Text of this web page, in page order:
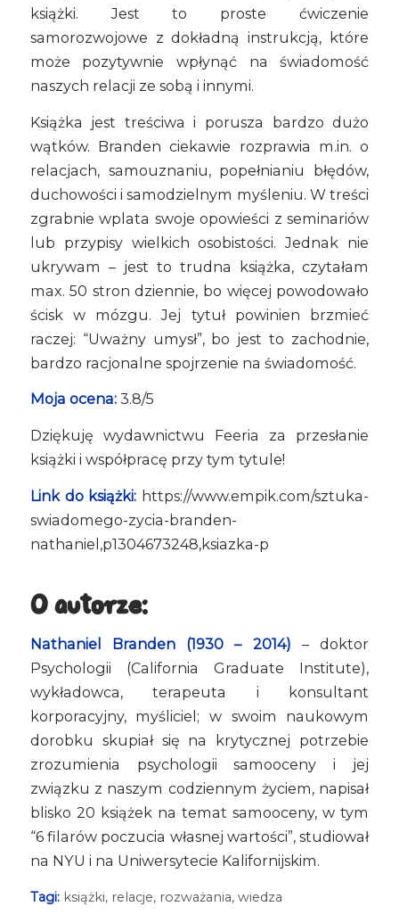
książki. Jest to proste ćwiczenie
samorozwojowe z dokładną instrukcją, które
może pozytywnie wpłynąć na świadomość
naszych relacji ze sobą i innymi.
Książka jest treściwa i porusza bardzo dużo
wątków. Branden ciekawie rozprawia m.in. o
relacjach, samouznaniu, popełnianiu błędów,
duchowości i samodzielnym myśleniu. W treści
zgrabnie wplata swoje opowieści z seminariów
lub przypisy wielkich osobistości. Jednak nie
ukrywam – jest to trudna książka, czytałam
max. 50 stron dziennie, bo więcej powodowało
ścisk w mózgu. Jej tytuł powinien brzmieć
raczej: “Uważny umysł”, bo jest to zachodnie,
bardzo racjonalne spojrzenie na świadomość.
Moja ocena:3.8/5
Dziękuję wydawnictwu Feeria za przesłanie
książki i współpracę przy tym tytule!
Link do książki: https://www.empik.com/sztuka-
swiadomego-zycia-branden-
nathaniel,p1304673248,ksiazka-p
O autorze:
Nathaniel Branden (1930 – 2014) – doktor
Psychologii (California Graduate Institute),
wykładowca, terapeuta i konsultant
korporacyjny, ​​myśliciel; w swoim naukowym
dorobku skupiał się na krytycznej potrzebie
zrozumienia psychologii samooceny i jej
związku z naszym codziennym życiem, napisał
blisko 20 książek na temat samooceny, w tym
“6 filarów poczucia własnej wartości”, studiował
na NYU i na Uniwersytecie Kalifornijskim.
Tagi: książki, relacje, rozważania, wiedza